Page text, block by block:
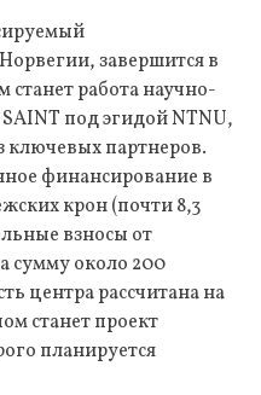
завершится в
работа научно-
под эгидой NTNU,
ключевых партнеров.
финансирование в
крон (почти 8,3
взносы от
сумму около 200
центра рассчитана на
станет проект
планируется